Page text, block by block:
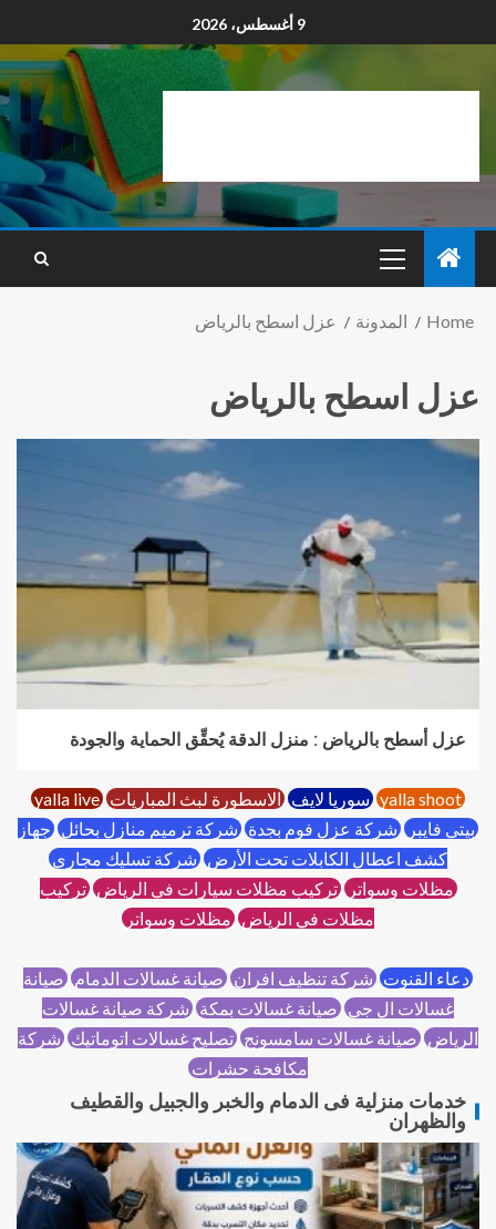
9 أغسطس، 2026
Home المدونة عزل اسطح بالرياض
عزل اسطح بالرياض
عزل أسطح بالرياض : منزل الدقة يُحقِّق الحماية والجودة
yalla shoot سوريا لايفالاسطورة لبث المبارياتyalla live
بيتي فايبرشركة عزل فوم بجدةشركة ترميم منازل بحائلجهاز
كشف اعطال الكابلات تحت الأرضشركة تسليك مجاري
مظلات وسواترتركيب مظلات سيارات في الرياضتركيب
مظلات في الرياضمظلات وسواتر
دعاء القنوتشركة تنظيف افرانصيانة غسالات الدمامصيانة
غسالات ال جيصيانة غسالات بمكةشركة صيانة غسالات
الرياضصيانة غسالات سامسونجتصليح غسالات اتوماتيكشركة
مكافحة حشرات
خدمات منزلية فى الدمام والخبر والجبيل والقطيف
والظهران